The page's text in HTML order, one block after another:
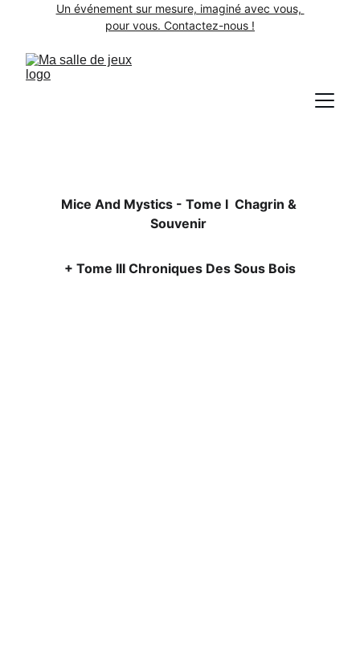
Un événement sur mesure, imaginé avec vous,
pour vous. Contactez-nous !
Mice And Mystics - Tome I  Chagrin &
Souvenir
+ Tome III Chroniques Des Sous Bois